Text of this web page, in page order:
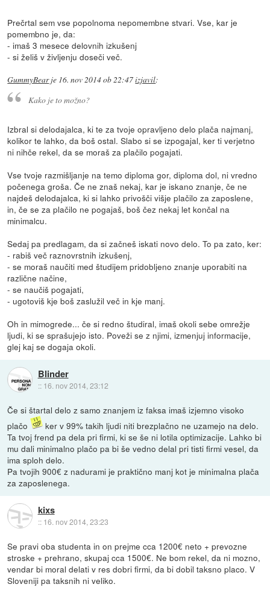
Prečrtal sem vse popolnoma nepomembne stvari. Vse, kar je
pomembno je, da:
- imaš 3 mesece delovnih izkušenj
- si želiš v življenju doseči več.
GummyBearje 16. nov 2014 ob 22:47izjavil:
Kako je to možno?
Izbral si delodajalca, ki te za tvoje opravljeno delo plača najmanj,
kolikor te lahko, da boš ostal. Slabo si se izpogajal, ker ti verjetno
ni nihče rekel, da se moraš za plačilo pogajati.
Vse tvoje razmišljanje na temo diploma gor, diploma dol, ni vredno
počenega groša. Če ne znaš nekaj, kar je iskano znanje, če ne
najdeš delodajalca, ki si lahko privošči višje plačilo za zaposlene,
in, če se za plačilo ne pogajaš, boš čez nekaj let končal na
minimalcu.
Sedaj pa predlagam, da si začneš iskati novo delo. To pa zato, ker:
- rabiš več raznovrstnih izkušenj,
- se moraš naučiti med študijem pridobljeno znanje uporabiti na
različne načine,
- se naučiš pogajati,
- ugotoviš kje boš zaslužil več in kje manj.
Oh in mimogrede... če si redno študiral, imaš okoli sebe omrežje
ljudi, ki se sprašujejo isto. Poveži se z njimi, izmenjuj informacije,
glej kaj se dogaja okoli.
Blinder
:: 16. nov 2014, 23:12
Če si štartal delo z samo znanjem iz faksa imaš izjemno visoko
plačo
ker v 99% takih ljudi niti brezplačno ne uzamejo na delo.
Ta tvoj frend pa dela pri firmi, ki se še ni lotila optimizacije. Lahko bi
mu dali minimalno plačo pa bi še vedno delal pri tisti firmi vesel, da
ima sploh delo.
Pa tvojih 900€ z nadurami je praktično manj kot je minimalna plača
za zaposlenega.
kixs
:: 16. nov 2014, 23:23
Se pravi oba studenta in on prejme cca 1200€ neto + prevozne
stroske + prehrano, skupaj cca 1500€. Ne bom rekel, da ni mozno,
vendar bi moral delati v res dobri firmi, da bi dobil taksno placo. V
Sloveniji pa taksnih ni veliko.